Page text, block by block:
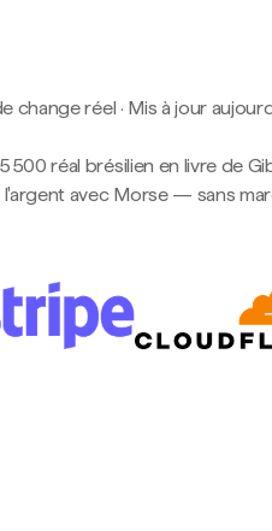
change réel · Mis à jour
500 réal brésilien en livre de
avec Morse — sans